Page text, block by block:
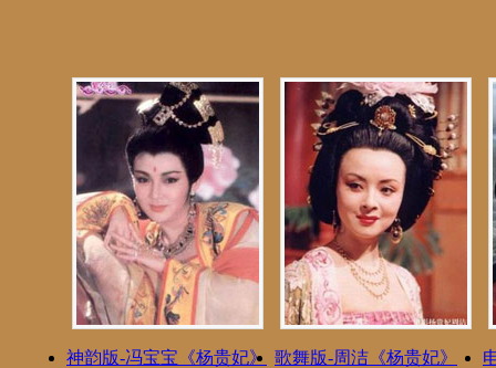
神韵版-冯宝宝《杨贵妃》 歌舞版-周洁《杨贵妃》